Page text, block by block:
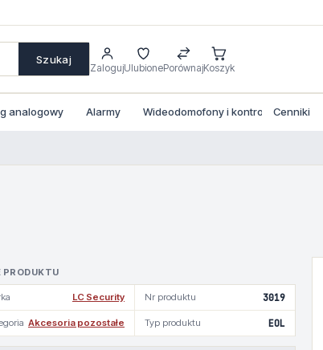
Szukaj
ZalogujUlubionePorównajKoszyk
analogowy Alarmy Wideodomofony i kontrola dostepu
Cenniki
PRODUKTU
LC Security Nr produktu 3019
Akcesoria pozostałe Typ produktu EOL